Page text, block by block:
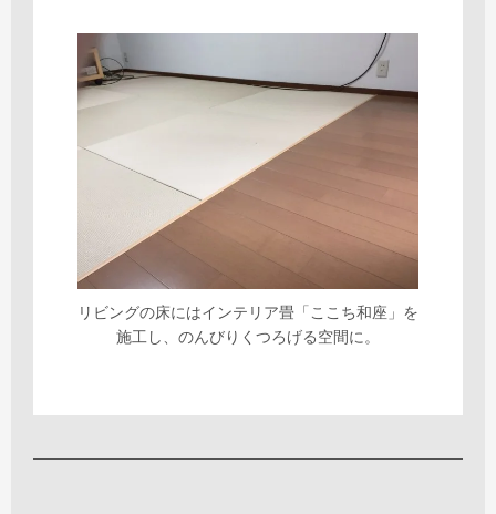
リビングの床にはインテリア畳「ここち和座」を
施工し、のんびりくつろげる空間に。